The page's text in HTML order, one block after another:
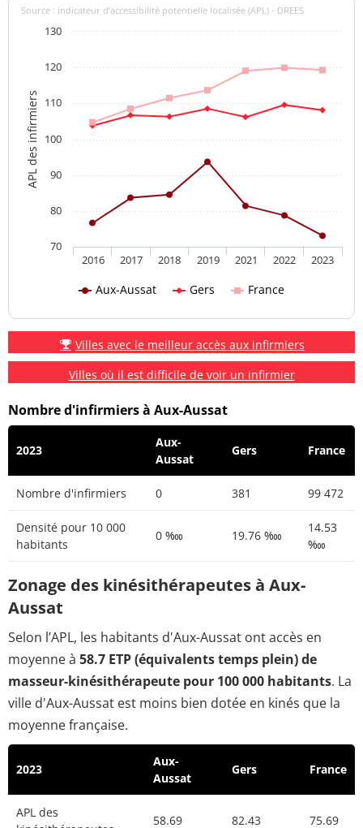
APL des infirmiers
Source : indicateur d’accessibilité potentielle localisée (APL) - DREES
Aux-Aussat Gers France
2016 2017 2018 2019 2021 2022 2023
70
80
90
100
110
120
130
Villes avec le meilleur accès aux infirmiers
Villes où il est difficile de voir un infirmier
Nombre d'infirmiers à Aux-Aussat
2023
Aux-
Aussat
Gers France
Nombre d'infirmiers 0 381 99 472
Densité pour 10 000
habitants
0 ‱ 19.76 ‱
14.53
‱
Zonage des kinésithérapeutes à Aux-
Aussat
Selon l’APL, les habitants d'Aux-Aussat ont accès en
moyenne à 58.7 ETP (équivalents temps plein) de
masseur-kinésithérapeute pour 100 000 habitants. La
ville d'Aux-Aussat est moins bien dotée en kinés que la
moyenne française.
2023
Aux-
Aussat
Gers France
APL des
58.69 82.43 75.69